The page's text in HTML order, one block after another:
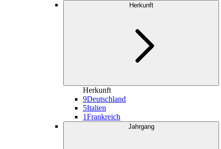
Herkunft
Herkunft
9Deutschland
5Italien
1Frankreich
Jahrgang